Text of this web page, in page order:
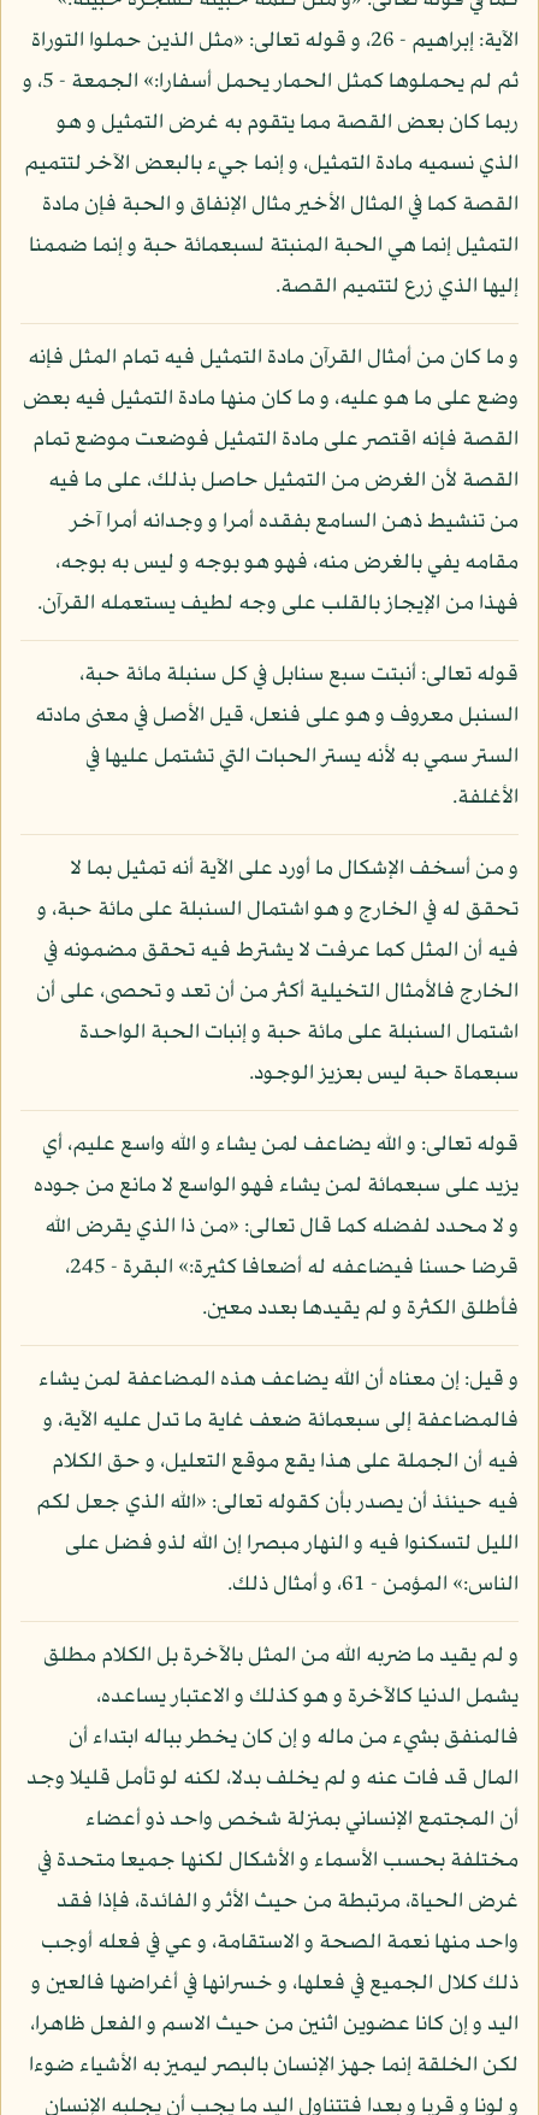
الآية: إبراهيم - 26، و قوله تعالى: «مثل الذين حملوا التوراة
ثم لم يحملوها كمثل الحمار يحمل أسفارا:» الجمعة - 5، و
ربما كان بعض القصة مما يتقوم به غرض التمثيل و هو
الذي نسميه مادة التمثيل، و إنما جيء بالبعض الآخر لتتميم
القصة كما في المثال الأخير مثال الإنفاق و الحبة فإن مادة
التمثيل إنما هي الحبة المنبتة لسبعمائة حبة و إنما ضممنا
إليها الذي زرع لتتميم القصة.
و ما كان من أمثال القرآن مادة التمثيل فيه تمام المثل فإنه
وضع على ما هو عليه، و ما كان منها مادة التمثيل فيه بعض
القصة فإنه اقتصر على مادة التمثيل فوضعت موضع تمام
القصة لأن الغرض من التمثيل حاصل بذلك، على ما فيه
من تنشيط ذهن السامع بفقده أمرا و وجدانه أمرا آخر
مقامه يفي بالغرض منه، فهو هو بوجه و ليس به بوجه،
فهذا من الإيجاز بالقلب على وجه لطيف يستعمله القرآن.
قوله تعالى: أنبتت سبع سنابل في كل سنبلة مائة حبة،
السنبل معروف و هو على فنعل، قيل الأصل في معنى مادته
الستر سمي به لأنه يستر الحبات التي تشتمل عليها في
الأغلفة.
و من أسخف الإشكال ما أورد على الآية أنه تمثيل بما لا
تحقق له في الخارج و هو اشتمال السنبلة على مائة حبة، و
فيه أن المثل كما عرفت لا يشترط فيه تحقق مضمونه في
الخارج فالأمثال التخيلية أكثر من أن تعد و تحصى، على أن
اشتمال السنبلة على مائة حبة و إنبات الحبة الواحدة
سبعماة حبة ليس بعزيز الوجود.
قوله تعالى: و الله يضاعف لمن يشاء و الله واسع عليم، أي
يزيد على سبعمائة لمن يشاء فهو الواسع لا مانع من جوده
و لا محدد لفضله كما قال تعالى: «من ذا الذي يقرض الله
قرضا حسنا فيضاعفه له أضعافا كثيرة:» البقرة - 245،
فأطلق الكثرة و لم يقيدها بعدد معين.
و قيل: إن معناه أن الله يضاعف هذه المضاعفة لمن يشاء
فالمضاعفة إلى سبعمائة ضعف غاية ما تدل عليه الآية، و
فيه أن الجملة على هذا يقع موقع التعليل، و حق الكلام
فيه حينئذ أن يصدر بأن كقوله تعالى: «الله الذي جعل لكم
الليل لتسكنوا فيه و النهار مبصرا إن الله لذو فضل على
الناس:» المؤمن - 61، و أمثال ذلك.
و لم يقيد ما ضربه الله من المثل بالآخرة بل الكلام مطلق
يشمل الدنيا كالآخرة و هو كذلك و الاعتبار يساعده،
فالمنفق بشيء من ماله و إن كان يخطر بباله ابتداء أن
المال قد فات عنه و لم يخلف بدلا، لكنه لو تأمل قليلا وجد
أن المجتمع الإنساني بمنزلة شخص واحد ذو أعضاء
مختلفة بحسب الأسماء و الأشكال لكنها جميعا متحدة في
غرض الحياة، مرتبطة من حيث الأثر و الفائدة، فإذا فقد
واحد منها نعمة الصحة و الاستقامة، و عي في فعله أوجب
ذلك كلال الجميع في فعلها، و خسرانها في أغراضها فالعين و
اليد و إن كانا عضوين اثنين من حيث الاسم و الفعل ظاهرا،
لكن الخلقة إنما جهز الإنسان بالبصر ليميز به الأشياء ضوءا
و لونا و قربا و بعدا فتتناول اليد ما يجب أن يجلبه الإنسان